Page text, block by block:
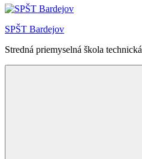
Skip
content
SPŠT Bardejov
Stredná priemyselná škola